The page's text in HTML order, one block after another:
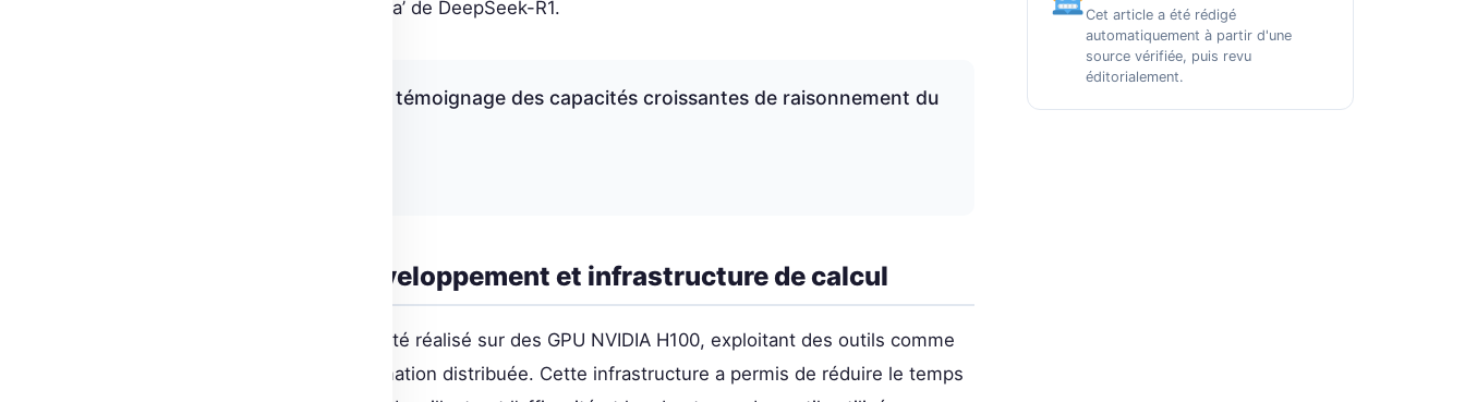
reproduisant ainsi le moment ‘Aha’ de DeepSeek-R1.
« Ce comportement est un témoignage des capacités croissantes de raisonnement du
Environnement de développement et infrastructure de calcul
L’entraînement de ce modèle a été réalisé sur des GPU NVIDIA H100, exploitant des outils comme
Deepspeed et vLLM pour la formation distribuée. Cette infrastructure a permis de réduire le temps
Cet article a été rédigé
automatiquement à partir d'une
source vérifiée, puis revu
éditorialement.